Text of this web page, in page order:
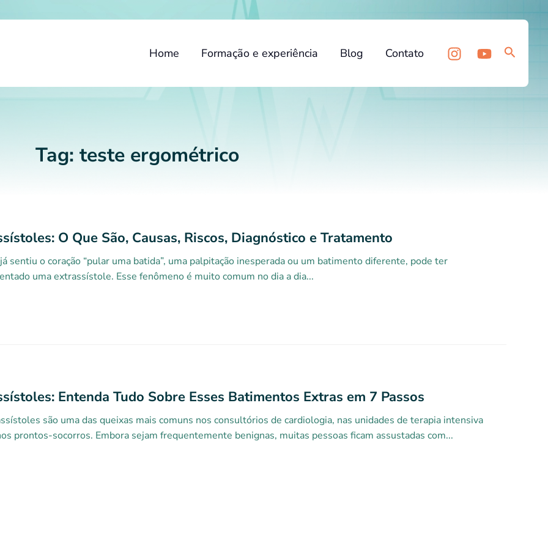
Home Formação e experiência Blog Contato
Tag: teste ergométrico
O Que São, Causas, Riscos, Diagnóstico e Tratamento
sentiu o coração “pular uma batida”, uma palpitação inesperada ou um batimento diferente, pode ter
uma extrassístole. Esse fenômeno é muito comum no dia a dia...
Entenda Tudo Sobre Esses Batimentos Extras em 7 Passos
são uma das queixas mais comuns nos consultórios de cardiologia, nas unidades de terapia intensiva
prontos-socorros. Embora sejam frequentemente benignas, muitas pessoas ficam assustadas com...